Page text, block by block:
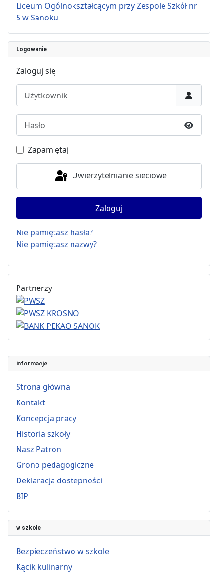
informacje
Strona główna
Kontakt
Koncepcja pracy
Historia szkoły
Nasz Patron
Grono pedagogiczne
Deklaracja dostepności
BIP
w szkole
Bezpieczeństwo w szkole
Kącik kulinarny
Liceum Ogólnokształcącym przy Zespole Szkół nr
5 w Sanoku
Logowanie
Zaloguj się
Pokaż
Zapamiętaj
Uwierzytelnianie sieciowe
Zaloguj
Nie pamiętasz hasła?
Nie pamiętasz nazwy?
Partnerzy